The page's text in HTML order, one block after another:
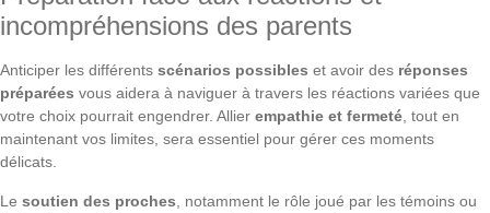
incompréhensions des parents
Anticiper les différents scénarios possibles et avoir des réponses
préparées vous aidera à naviguer à travers les réactions variées que
votre choix pourrait engendrer. Allier empathie et fermeté, tout en
maintenant vos limites, sera essentiel pour gérer ces moments
délicats.
Le soutien des proches , notamment le rôle joué par les témoins ou